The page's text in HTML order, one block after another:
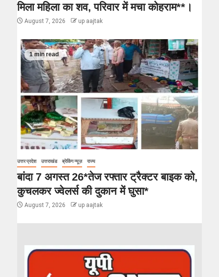
मिला महिला का शव, परिवार में मचा कोहराम**।
August 7, 2026 up aajtak
1 min read
उत्तर प्रदेश उत्तराखंड ब्रेकिंग न्यूज़ राज्य
बांदा 7 अगस्त 26*तेज रफ्तार ट्रैक्टर बाइक को,
कुचलकर ज्वेलर्स की दुकान में घुसा*
August 7, 2026 up aajtak